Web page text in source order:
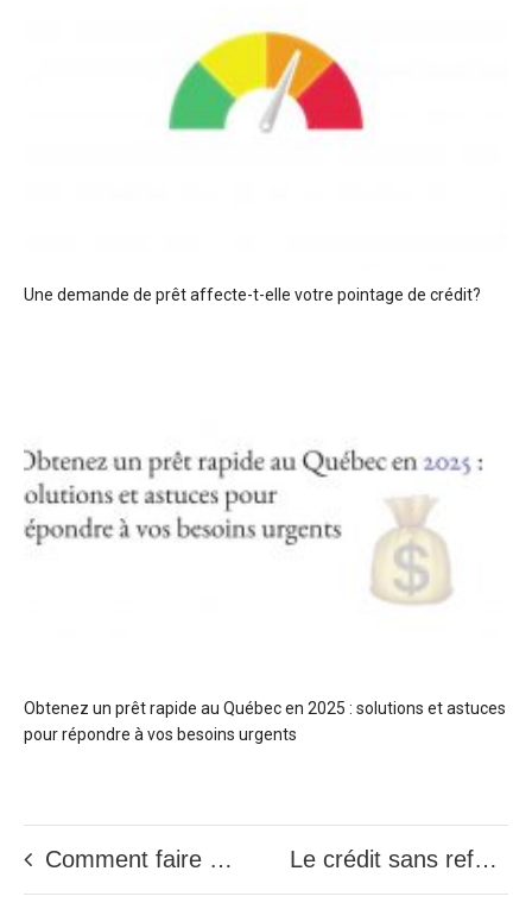
Une demande de prêt affecte-t-elle votre pointage de crédit?
Obtenez un prêt rapide au Québec en 2025 : solutions et astuces
pour répondre à vos besoins urgents
Comment faire un prêt sans enquête en 24h ? Le crédit sans refus c’est quoi?